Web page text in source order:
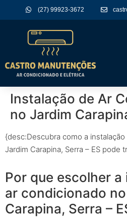
(27) 99923-3672
Instalação de Ar
no Jardim
{desc:Descubra como a
Jardim Carapina, Serra – ES
Por que escolher
ar condicionado
Carapina, Serra –